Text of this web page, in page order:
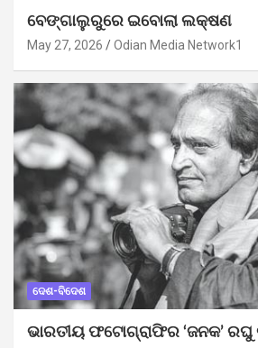
ବେଙ୍ଗାଲୁରୁରେ ଇବୋଲା ଲକ୍ଷଣ
May 27, 2026 Odian Media Network1
ଦେଶ-ବିଦେଶ
ଭାରତୀୟ ଫଟୋଗ୍ରାଫିର ‘ଜନକ’